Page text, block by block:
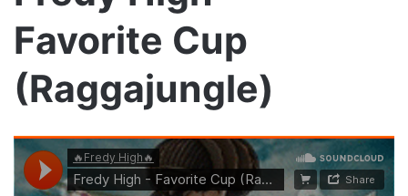
Favorite Cup
(Raggajungle)